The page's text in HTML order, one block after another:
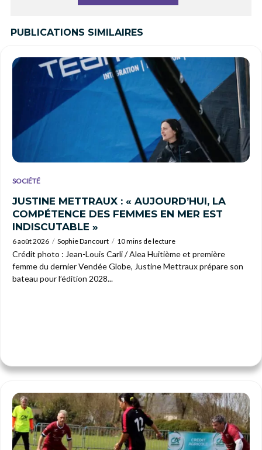
PUBLICATIONS SIMILAIRES
SOCIÉTÉ
JUSTINE METTRAUX : « AUJOURD’HUI, LA
COMPÉTENCE DES FEMMES EN MER EST
INDISCUTABLE »
6 août 2026 Sophie Dancourt 10 mins de lecture
Crédit photo : Jean-Louis Carli / Alea Huitième et première
femme du dernier Vendée Globe, Justine Mettraux prépare son
bateau pour l’édition 2028...